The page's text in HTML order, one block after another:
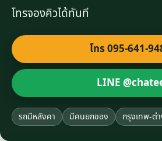
โทรจองคิวได้ทันที
โทร 095-641-
LINE
รถมีหลังคา มีคนยกของ กรุงเทพ-ต่